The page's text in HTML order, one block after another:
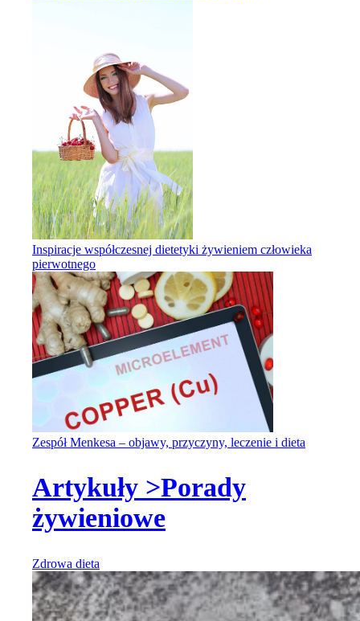
Inspiracje współczesnej dietetyki żywieniem człowieka
pierwotnego
Zespół Menkesa – objawy, przyczyny, leczenie i dieta
Artykuły >Porady
żywieniowe
Zdrowa dieta